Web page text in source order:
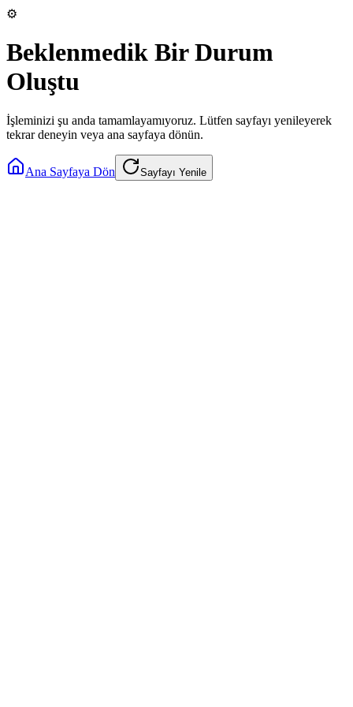
⚙️
Beklenmedik Bir Durum
Oluştu
İşleminizi şu anda tamamlayamıyoruz. Lütfen sayfayı yenileyerek
tekrar deneyin veya ana sayfaya dönün.
Ana Sayfaya Dön Sayfayı Yenile